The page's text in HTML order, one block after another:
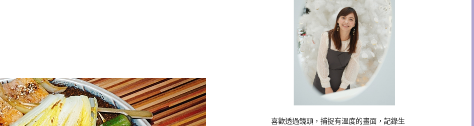
喜歡透過鏡頭，捕捉有溫度的畫面，記錄生